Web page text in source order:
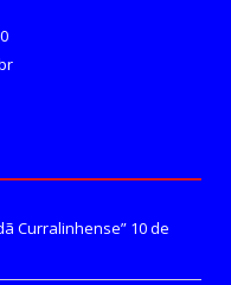
Curralinhense” 10 de